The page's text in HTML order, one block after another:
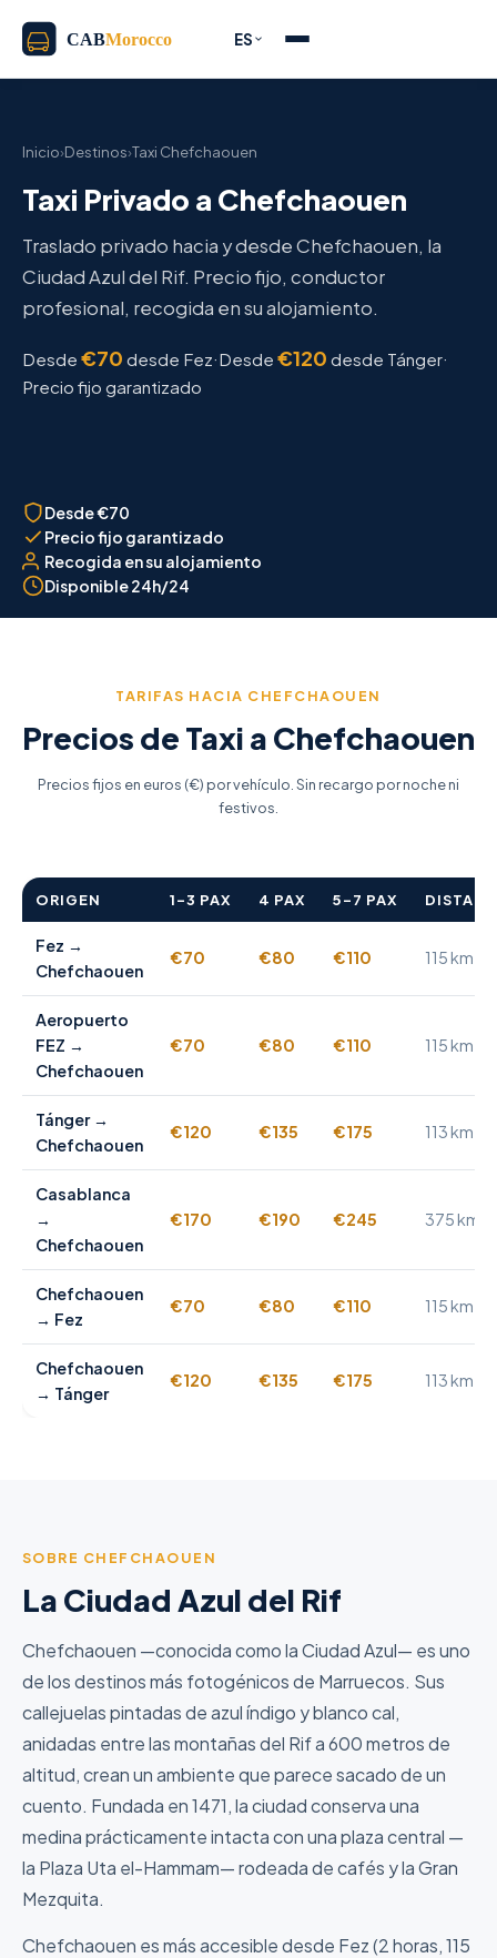
ES
Inicio›Destinos›Taxi Chefchaouen
Taxi Privado a Chefchaouen
Traslado privado hacia y desde Chefchaouen, la
Ciudad Azul del Rif. Precio fijo, conductor
profesional, recogida en su alojamiento.
Desde €70 desde Fez·Desde €120 desde Tánger·
Precio fijo garantizado
Desde €70
Precio fijo garantizado
Recogida en su alojamiento
Disponible 24h/24
TARIFAS HACIA CHEFCHAOUEN
Precios de Taxi a Chefchaouen
Precios fijos en euros (€) por vehículo. Sin recargo por noche ni
festivos.
ORIGEN 1–3 PAX 4 PAX 5–7 PAX
Fez →
Chefchaouen
€70 €80 €110 115 km
Aeropuerto
FEZ →
Chefchaouen
€70 €80 €110 115 km
Tánger →
Chefchaouen
€120 €135 €175 113 km
Casablanca
→
Chefchaouen
€170 €190 €245 375 km
Chefchaouen
→ Fez
€70 €80 €110 115 km
Chefchaouen
→ Tánger
€120 €135 €175 113 km
SOBRE CHEFCHAOUEN
La Ciudad Azul del Rif
Chefchaouen —conocida como la Ciudad Azul— es uno
de los destinos más fotogénicos de Marruecos. Sus
callejuelas pintadas de azul índigo y blanco cal,
anidadas entre las montañas del Rif a 600 metros de
altitud, crean un ambiente que parece sacado de un
cuento. Fundada en 1471, la ciudad conserva una
medina prácticamente intacta con una plaza central —
la Plaza Uta el-Hammam— rodeada de cafés y la Gran
Mezquita.
Chefchaouen es más accesible desde Fez (2 horas, 115